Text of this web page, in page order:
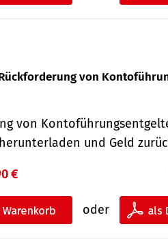
von
von
und Geld
€
oder